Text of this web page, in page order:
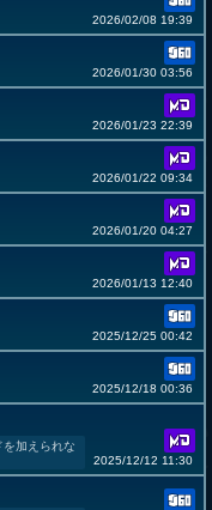
2026/02/08 19:39
2026/01/30 03:56
2026/01/23 22:39
2026/01/22 09:34
2026/01/20 04:27
2026/01/13 12:40
2025/12/25 00:42
2025/12/18 00:36
加えられな
2025/12/12 11:30